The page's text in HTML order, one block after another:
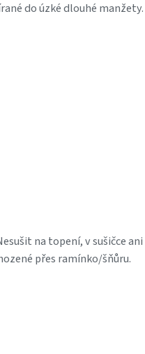
do úzké dlouhé manžety.
na topení, v sušičce ani
přes ramínko/šňůru.